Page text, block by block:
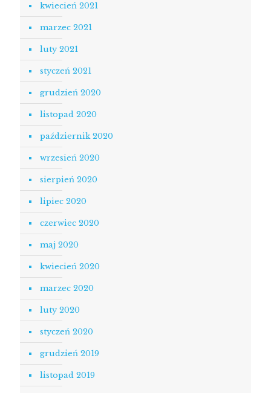
kwiecień 2021
marzec 2021
luty 2021
styczeń 2021
grudzień 2020
listopad 2020
październik 2020
wrzesień 2020
sierpień 2020
lipiec 2020
czerwiec 2020
maj 2020
kwiecień 2020
marzec 2020
luty 2020
styczeń 2020
grudzień 2019
listopad 2019